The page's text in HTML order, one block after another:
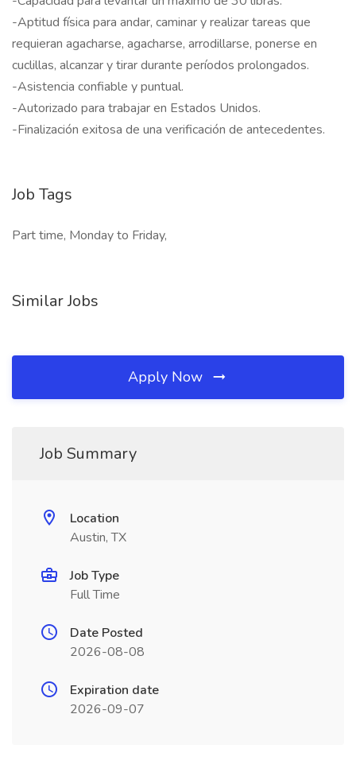
-Aptitud física para andar, caminar y realizar tareas que
requieran agacharse, agacharse, arrodillarse, ponerse en
cuclillas, alcanzar y tirar durante períodos prolongados.
-Asistencia confiable y puntual.
-Autorizado para trabajar en Estados Unidos.
-Finalización exitosa de una verificación de antecedentes.
Job Tags
Part time, Monday to Friday,
Similar Jobs
Apply Now
Job Summary
Location
Austin, TX
Job Type
Full Time
Date Posted
2026-08-08
Expiration date
2026-09-07